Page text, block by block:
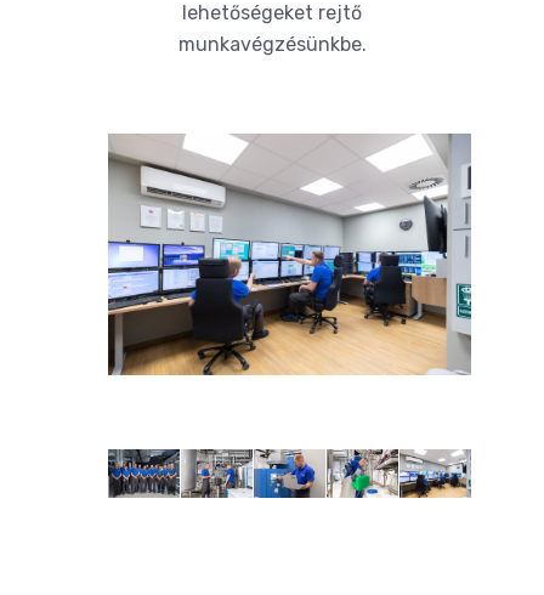
lehetőségeket rejtő
munkavégzésünkbe.